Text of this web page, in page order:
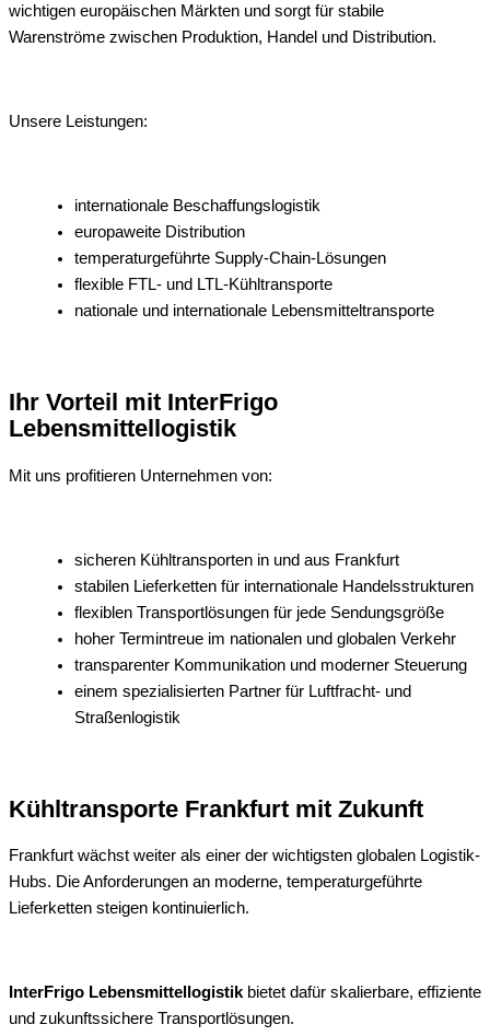
wichtigen europäischen Märkten und sorgt für stabile
Warenströme zwischen Produktion, Handel und Distribution.
Unsere Leistungen:
internationale Beschaffungslogistik
europaweite Distribution
temperaturgeführte Supply-Chain-Lösungen
flexible FTL- und LTL-Kühltransporte
nationale und internationale Lebensmitteltransporte
Ihr Vorteil mit InterFrigo
Lebensmittellogistik
Mit uns profitieren Unternehmen von:
sicheren Kühltransporten in und aus Frankfurt
stabilen Lieferketten für internationale Handelsstrukturen
flexiblen Transportlösungen für jede Sendungsgröße
hoher Termintreue im nationalen und globalen Verkehr
transparenter Kommunikation und moderner Steuerung
einem spezialisierten Partner für Luftfracht- und
Straßenlogistik
Kühltransporte Frankfurt mit Zukunft
Frankfurt wächst weiter als einer der wichtigsten globalen Logistik-
Hubs. Die Anforderungen an moderne, temperaturgeführte
Lieferketten steigen kontinuierlich.
InterFrigo Lebensmittellogistikbietet dafür skalierbare, effiziente
und zukunftssichere Transportlösungen.